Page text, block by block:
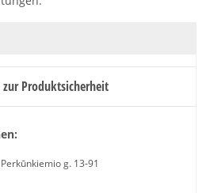
zur Produktsicherheit
g. 13-91